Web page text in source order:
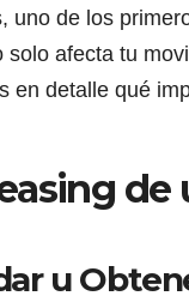
uno de los
solo afecta tu
en detalle qué
u